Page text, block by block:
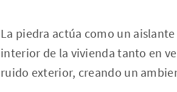
La piedra actúa como un
interior de la vivienda tanto en
ruido exterior, creando un